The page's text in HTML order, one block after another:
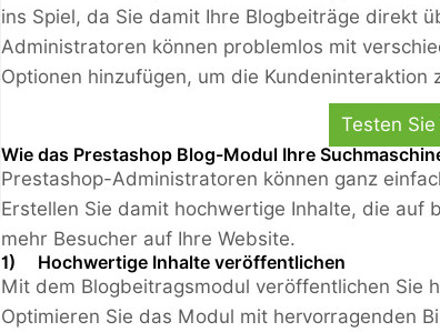
ins Spiel, da Sie damit Ihre Blogbeiträge direkt
Administratoren können problemlos mit
Optionen hinzufügen, um die Kundeninteraktion
Testen
Wie das Prestashop Blog-Modul Ihre
Prestashop-Administratoren können ganz
Erstellen Sie damit hochwertige Inhalte, die auf
mehr Besucher auf Ihre Website.
1) Hochwertige Inhalte veröffentlichen
Mit dem Blogbeitragsmodul veröffentlichen Sie
Optimieren Sie das Modul mit hervorragenden